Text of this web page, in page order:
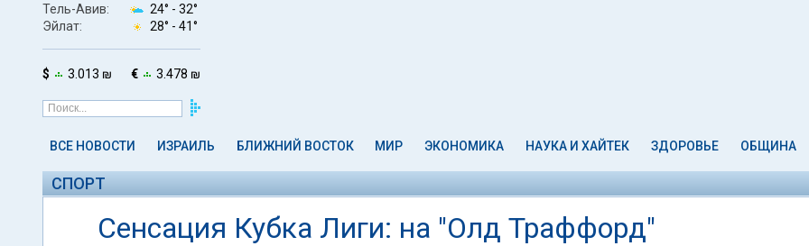
Тель-Авив:
24° - 32°
Эйлат:
28° - 41°
$ 3.013 ₪ € 3.478 ₪
ВСЕ НОВОСТИ ИЗРАИЛЬ БЛИЖНИЙ ВОСТОК МИР ЭКОНОМИКА НАУКА И ХАЙТЕК ЗДОРОВЬЕ ОБЩИНА
СПОРТ
Сенсация Кубка Лиги: на "Олд Траффорд"